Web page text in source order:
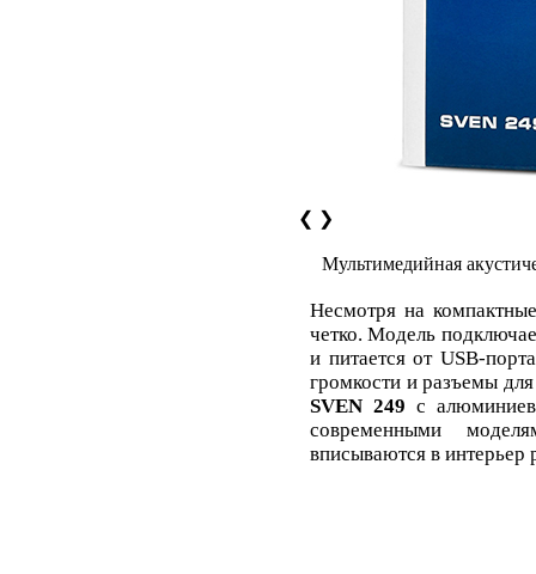
❮ ❯
Мультимедийная
Несмотря на
четко. Модель
и питается от USB-
громкости и pазъемы
SVEN 249 с
современными
вписываются в интерьер